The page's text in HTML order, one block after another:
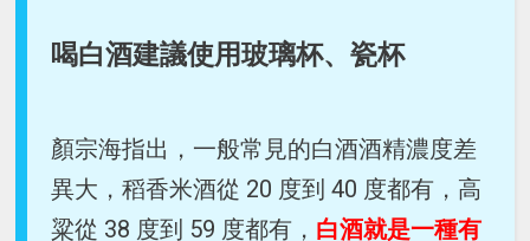
喝白酒建議使用玻璃杯、瓷杯
顏宗海指出，一般常見的白酒酒精濃度差
異大，稻香米酒從 20 度到 40 度都有，高
粱從 38 度到 59 度都有， 白酒就是一種有